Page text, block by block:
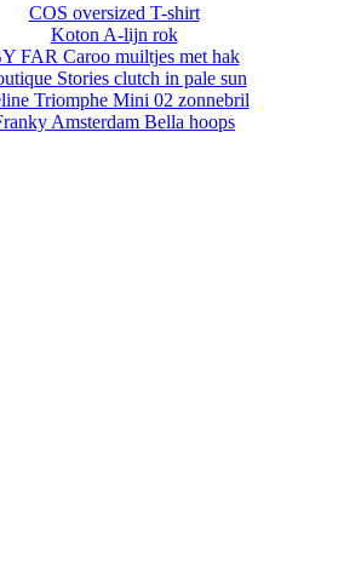
COS oversized T-shirt
Koton A-lijn rok
FAR Caroo muiltjes met hak
Stories clutch in pale sun
Triomphe Mini 02 zonnebril
Amsterdam Bella hoops